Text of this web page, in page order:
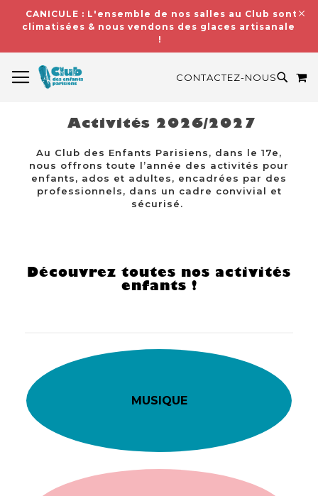
CANICULE : L'ensemble de nos salles au Club sont
climatisées & nous vendons des glaces artisanales
!
CONTACTEZ-NOUS
Activités 2026/2027
Au Club des Enfants Parisiens, dans le 17e,
nous offrons toute l’année des activités pour
enfants, ados et adultes, encadrées par des
professionnels, dans un cadre convivial et
sécurisé.
Découvrez toutes nos activités
enfants !
MUSIQUE